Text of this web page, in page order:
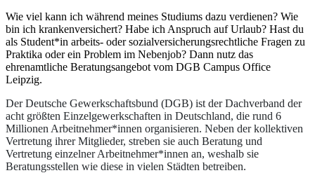
Wie viel kann ich während meines Studiums dazu verdienen? Wie
bin ich krankenversichert? Habe ich Anspruch auf Urlaub? Hast du
als Student*in arbeits- oder sozialversicherungsrechtliche Fragen zu
Praktika oder ein Problem im Nebenjob? Dann nutz das
ehrenamtliche Beratungsangebot vom DGB Campus Office
Leipzig.
Der Deutsche Gewerkschaftsbund (DGB) ist der Dachverband der
acht größten Einzelgewerkschaften in Deutschland, die rund 6
Millionen Arbeitnehmer*innen organisieren. Neben der kollektiven
Vertretung ihrer Mitglieder, streben sie auch Beratung und
Vertretung einzelner Arbeitnehmer*innen an, weshalb sie
Beratungsstellen wie diese in vielen Städten betreiben.